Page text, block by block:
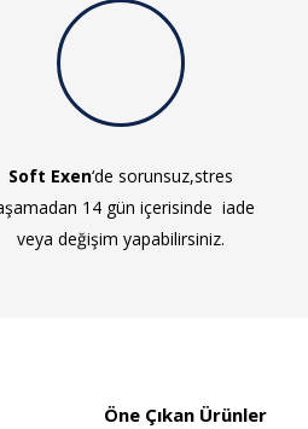
Soft Exen‘de sorunsuz,stres
14 gün içerisinde iade
veya değişim yapabilirsiniz.
Öne Çıkan Ürünler